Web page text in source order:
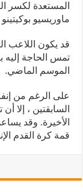
المستعدة لكسر
ماوريسيو
تمس الحاجة إليه
الموسم الماضي.
على الرغم من
السابقتين ، إلا
الأخيرة. وقد
قمة كرة القدم